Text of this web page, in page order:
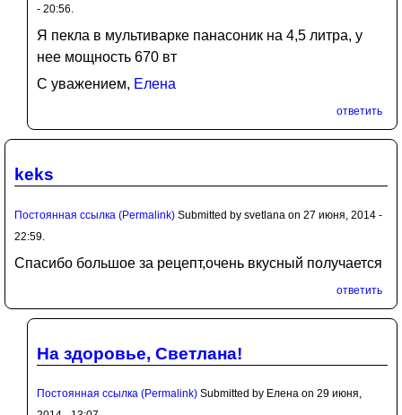
- 20:56.
Я пекла в мультиварке панасоник на 4,5 литра, у
нее мощность 670 вт
С уважением, Елена
ответить
keks
Постоянная ссылка (Permalink) Submitted by svetlana on 27 июня, 2014 -
22:59.
Спасибо большое за рецепт,очень вкусный получается
ответить
На здоровье, Светлана!
Постоянная ссылка (Permalink) Submitted by Елена on 29 июня,